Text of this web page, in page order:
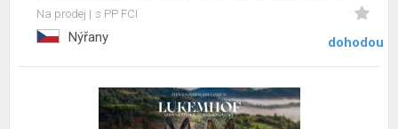
Na prodej
s PP FCI
Nýřany dohodou